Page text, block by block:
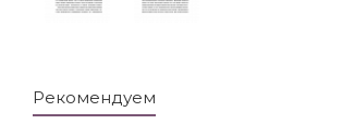
Рекомендуем